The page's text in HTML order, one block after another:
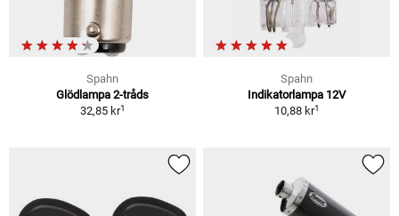
Spahn
Glödlampa 2-tråds
32,85 kr1
Spahn
Indikatorlampa 12V
10,88 kr1